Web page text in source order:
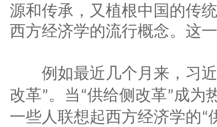
源和传承，又植根中国的传
西方经济学的流行概念。这
例如最近几个月来，习近
改革”。当 “供给侧改革”成为
一些人联想起西方经济学的“